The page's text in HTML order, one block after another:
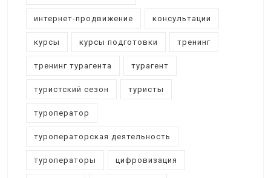
интернет-продвижение консультации
курсы курсы подготовки тренинг
тренинг турагента турагент
туристский сезон туристы
туроператор
туроператорская деятельность
туроператоры цифровизация